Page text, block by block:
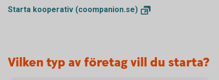
Starta kooperativ (coompanion.se)
Vilken typ av företag vill du starta?